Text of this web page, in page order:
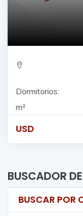
Dormitorios:
m²
USD
BUSCADOR
BUSCAR POR